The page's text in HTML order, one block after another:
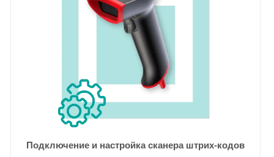
Подключение и настройка сканера штрих-кодов